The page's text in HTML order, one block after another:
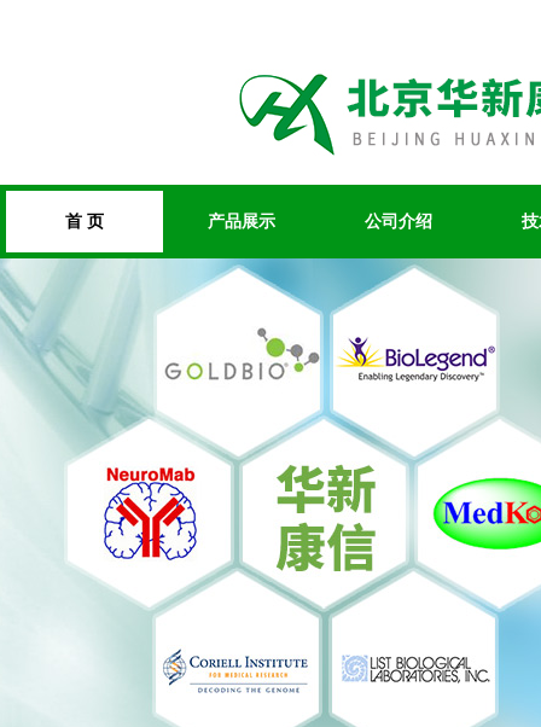
首 页 产品展示 公司介绍